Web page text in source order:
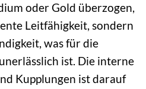
oder Gold überzogen,
Leitfähigkeit, sondern
was für die
ist. Die interne
Kupplungen ist darauf